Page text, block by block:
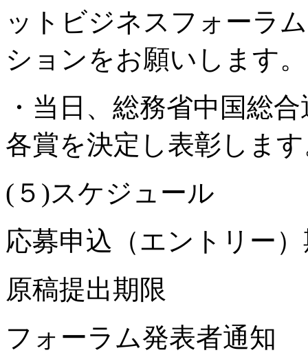
ットビジネスフォーラ
ションをお願いします。
・当日、総務省中国総
各賞を決定し表彰しま
(５)スケジュール
応募申込（エントリー
原稿提出期限
フォーラム発表者通